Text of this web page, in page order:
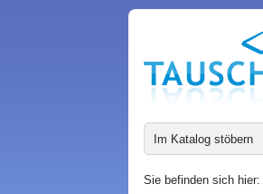
Im Katalog stöbern
Sie befinden sich hier: